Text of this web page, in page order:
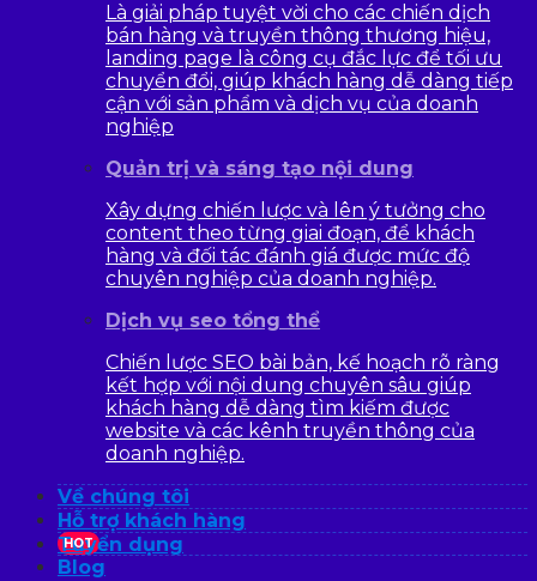
Là giải pháp tuyệt vời cho các chiến dịch
bán hàng và truyền thông thương hiệu,
landing page là công cụ đắc lực để tối ưu
chuyển đổi, giúp khách hàng dễ dàng tiếp
cận với sản phẩm và dịch vụ của doanh
nghiệp
Quản trị và sáng tạo nội dung
Xây dựng chiến lược và lên ý tưởng cho
content theo từng giai đoạn, để khách
hàng và đối tác đánh giá được mức độ
chuyên nghiệp của doanh nghiệp.
Dịch vụ seo tổng thể
Chiến lược SEO bài bản, kế hoạch rõ ràng
kết hợp với nội dung chuyên sâu giúp
khách hàng dễ dàng tìm kiếm được
website và các kênh truyền thông của
doanh nghiệp.
Về chúng tôi
Hỗ trợ khách hàng
Tuyển dụng
HOT
Blog